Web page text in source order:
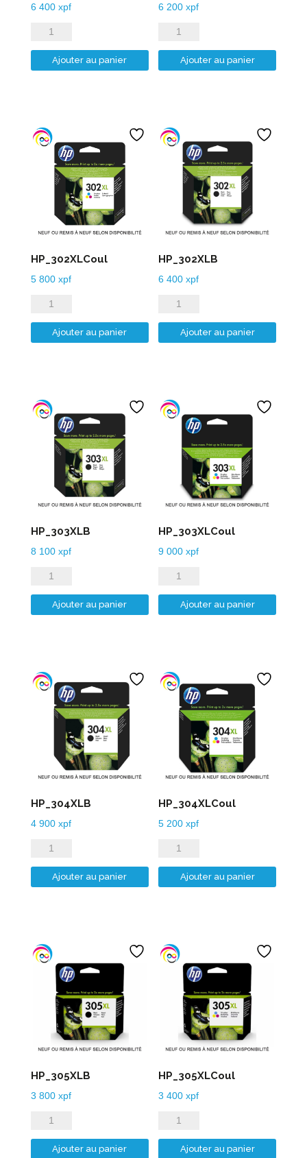
6 400 xpf
quantité
de
HP_301XLB
Ajouter au panier
6 200xpf
quantité
de
HP_301XLCoul
Ajouter au panier
HP_302XLCoul
5 800 xpf
quantité
de
HP_302XLCoul
Ajouter au panier
HP_302XLB
6 400xpf
quantité
de
HP_302XLB
Ajouter au panier
HP_303XLB
8 100 xpf
quantité
de
HP_303XLB
Ajouter au panier
HP_303XLCoul
9 000xpf
quantité
de
HP_303XLCoul
Ajouter au panier
HP_304XLB
4 900 xpf
quantité
de
HP_304XLB
Ajouter au panier
HP_304XLCoul
5 200xpf
quantité
de
HP_304XLCoul
Ajouter au panier
HP_305XLB
3 800 xpf
quantité
de
HP_305XLB
Ajouter au panier
HP_305XLCoul
3 400xpf
quantité
de
HP_305XLCoul
Ajouter au panier